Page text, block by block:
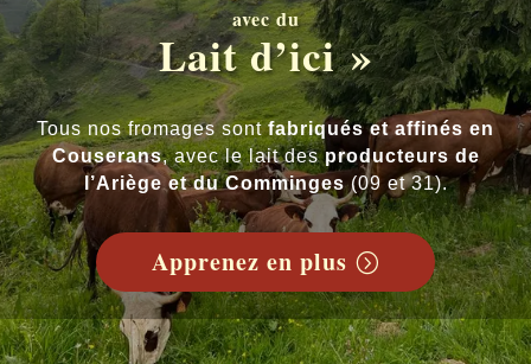
avec du
Lait d’ici »
Tous nos fromages sontfabriqués et affinés en
Couserans, avec le lait desproducteurs de
l’Ariège et du Comminges(09 et 31).
Apprenez en plus